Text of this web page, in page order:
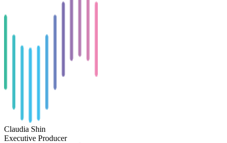
Claudia Shin
Executive Producer